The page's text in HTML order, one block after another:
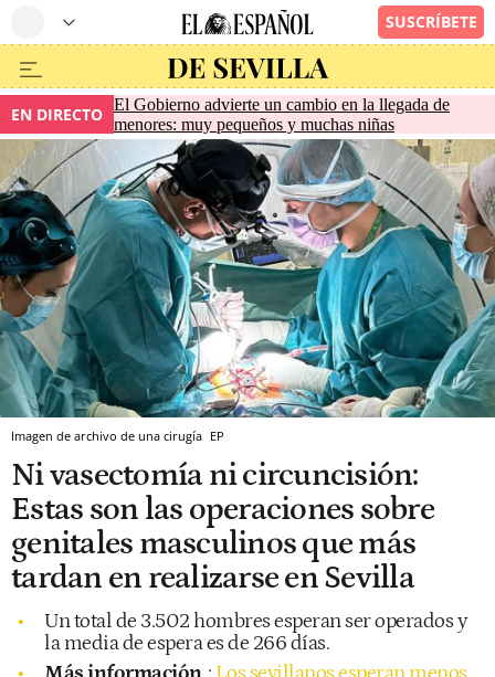
EN DIRECTO El Gobierno advierte un cambio en la llegada de
menores: muy pequeños y muchas niñas
Imagen de archivo de una cirugía EP
Ni vasectomía ni circuncisión:
Estas son las operaciones sobre
genitales masculinos que más
tardan en realizarse en Sevilla
Un total de 3.502 hombres esperan ser operados y
la media de espera es de 266 días.